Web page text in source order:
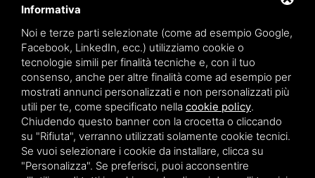
REA 174484
Invim Investimenti Immobiliari© 2026 All Rights Reserved.
Privacy policy - Sitemap
Informativa
Noi e terze parti selezionate (come ad esempio Google,
Facebook, LinkedIn, ecc.) utilizziamo cookie o
tecnologie simili per finalità tecniche e, con il tuo
consenso, anche per altre finalità come ad esempio per
mostrati annunci personalizzati e non personalizzati più
utili per te, come specificato nella cookie policy.
Chiudendo questo banner con la crocetta o cliccando
su "Rifiuta", verranno utilizzati solamente cookie tecnici.
Se vuoi selezionare i cookie da installare, clicca su
"Personalizza". Se preferisci, puoi acconsentire